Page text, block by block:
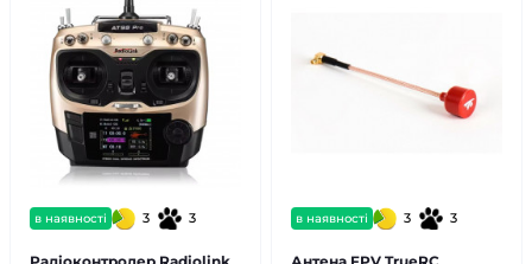
в наявності 3 3 в наявності 3 3